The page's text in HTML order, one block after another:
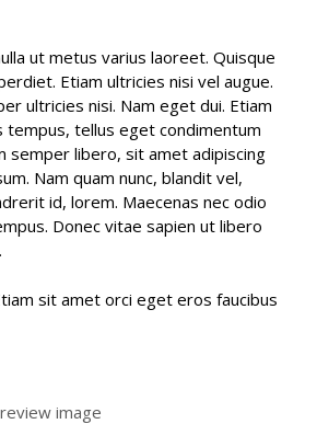
ut metus varius laoreet. Quisque
Etiam ultricies nisi vel augue.
ultricies nisi. Nam eget dui. Etiam
tempus, tellus eget condimentum
semper libero, sit amet adipiscing
Nam quam nunc, blandit vel,
id, lorem. Maecenas nec odio
Donec vitae sapien ut libero
sit amet orci eget eros faucibus
image